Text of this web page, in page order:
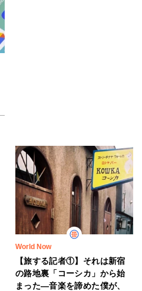
World Now
【旅する記者①】それは新宿
の路地裏「コーシカ」から始
まった―音楽を諦めた僕が、